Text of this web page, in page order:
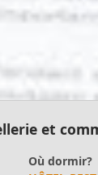
et
Où dormir?